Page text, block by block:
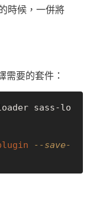
時候，一併將
需要的套件：
sass-lo
--save-